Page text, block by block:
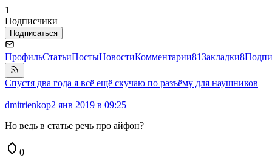
1
Подписчики
Подписаться
ПрофильСтатьиПостыНовостиКомментарии81Закладки8
Спустя два года я всё ещё скучаю по разъёму для наушников
dmitrienkop2 янв 2019 в 09:25
Но ведь в статье речь про айфон?
0